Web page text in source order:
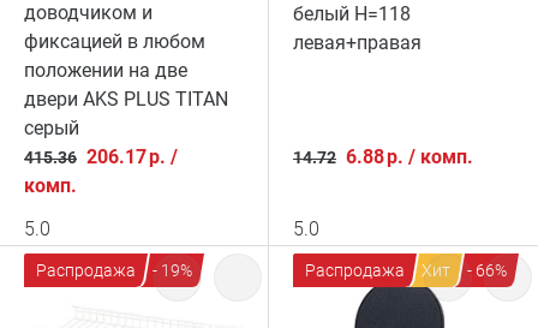
доводчиком и
фиксацией в любом
положении на две
двери AKS PLUS TITAN
серый
415.36 206.17р. /
комп.
5.0
белый H=118
левая+правая
14.72 6.88р. / комп.
5.0
Распродажа - 19% Распродажа Хит - 66%